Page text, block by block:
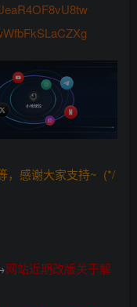
，感谢大家支持~ (*/
网站近期改版关于解